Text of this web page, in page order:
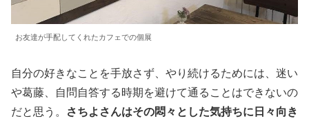
お友達が手配してくれたカフェでの個展
自分の好きなことを手放さず、やり続けるためには、迷い
や葛藤、自問自答する時期を避けて通ることはできないの
だと思う。
さちよさんはその悶々とした気持ちに日々向き